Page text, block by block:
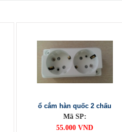
ổ cắm hàn quốc 2 chấu
Mã SP:
55.000 VND